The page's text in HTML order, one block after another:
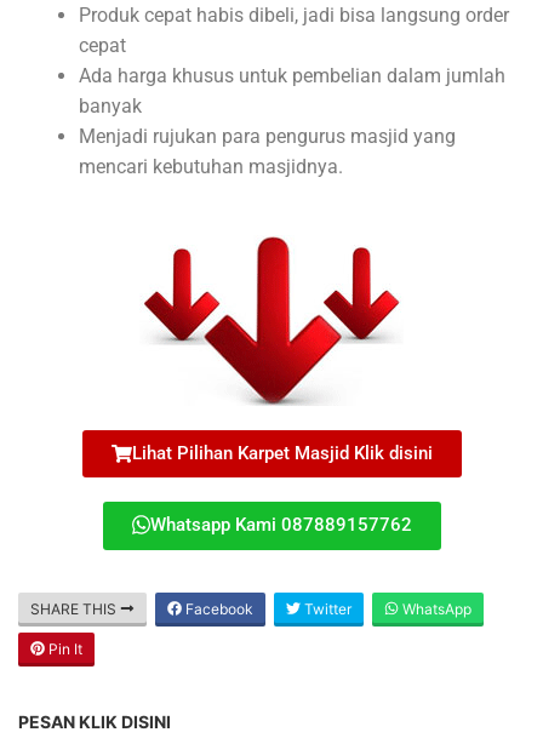
Produk cepat habis dibeli, jadi bisa langsung order
cepat
Ada harga khusus untuk pembelian dalam jumlah
banyak
Menjadi rujukan para pengurus masjid yang
mencari kebutuhan masjidnya.
Lihat Pilihan Karpet Masjid Klik disini
Whatsapp Kami 087889157762
SHARE THIS Facebook Twitter WhatsApp
Pin It
PESAN KLIK DISINI